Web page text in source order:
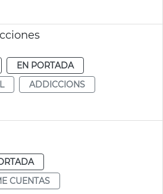
EN PORTADA
ADDICCIONS
CUENTAS